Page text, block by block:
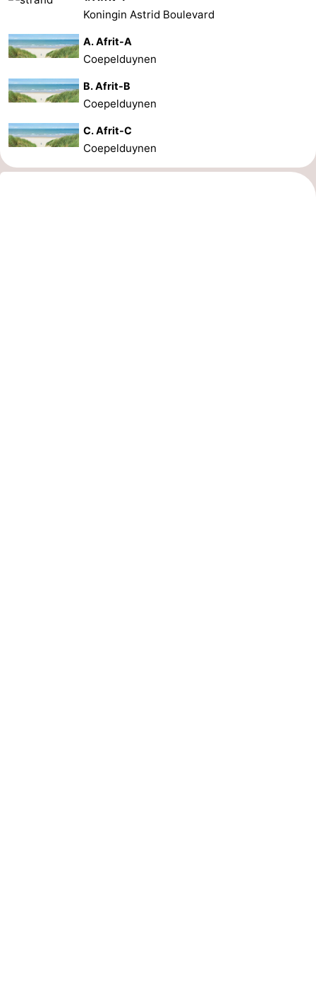
Koningin Astrid Boulevard
A. Afrit-A
Coepelduynen
B. Afrit-B
Coepelduynen
C. Afrit-C
Coepelduynen